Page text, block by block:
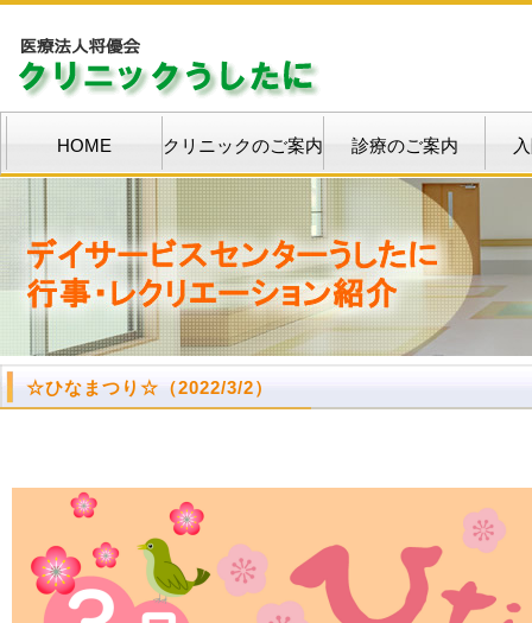
HOME クリニックのご案内 診療のご案内
☆ひなまつり ☆ （2022/3/2）